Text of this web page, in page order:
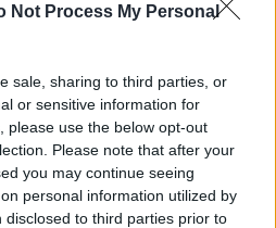
Not Process My Personal
sale, sharing to third parties, or
or sensitive information for
please use the below opt-out
Please note that after your
you may continue seeing
personal information utilized by
to third parties prior to
LFK i viktiga